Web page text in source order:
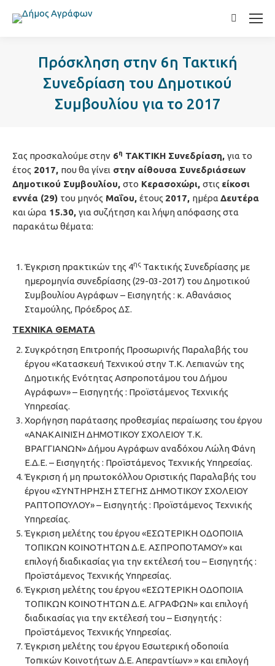
Search:
Πρόσκληση στην 6η Τακτική
Συνεδρίαση του Δημοτικού
Συμβουλίου για το 2017
Σας προσκαλούμε στην 6η ΤΑΚΤΙΚΗ Συνεδρίαση, για το
έτος 2017, που θα γίνει στην αίθουσα Συνεδριάσεων
Δημοτικού Συμβουλίου, στο Κερασοχώρι, στις είκοσι
εννέα (29) του μηνός Μαΐου, έτους 2017, ημέρα Δευτέρα
και ώρα 15.30, για συζήτηση και λήψη απόφασης στα
παρακάτω θέματα:
Έγκριση πρακτικών της 4ης Τακτικής Συνεδρίασης με
ημερομηνία συνεδρίασης (29-03-2017) του Δημοτικού
Συμβουλίου Αγράφων – Εισηγητής : κ. Αθανάσιος
Σταμούλης, Πρόεδρος ΔΣ.
ΤΕΧΝΙΚΑ ΘΕΜΑΤΑ
Συγκρότηση Επιτροπής Προσωρινής Παραλαβής του
έργου «Κατασκευή Τεχνικού στην Τ.Κ. Λεπιανών της
Δημοτικής Ενότητας Ασπροποτάμου του Δήμου
Αγράφων» – Εισηγητής : Προϊστάμενος Τεχνικής
Υπηρεσίας.
Χορήγηση παράτασης προθεσμίας περαίωσης του έργου
«ΑΝΑΚΑΙΝΙΣΗ ΔΗΜΟΤΙΚΟΥ ΣΧΟΛΕΙΟΥ Τ.Κ.
ΒΡΑΓΓΙΑΝΩΝ» Δήμου Αγράφων αναδόχου Λώλη Φάνη
Ε.Δ.Ε. – Εισηγητής : Προϊστάμενος Τεχνικής Υπηρεσίας.
Έγκριση ή μη πρωτοκόλλου Οριστικής Παραλαβής του
έργου «ΣΥΝΤΗΡΗΣΗ ΣΤΕΓΗΣ ΔΗΜΟΤΙΚΟΥ ΣΧΟΛΕΙΟΥ
ΡΑΠΤΟΠΟΥΛΟΥ» – Εισηγητής : Προϊστάμενος Τεχνικής
Υπηρεσίας.
Έγκριση μελέτης του έργου «ΕΣΩΤΕΡΙΚΗ ΟΔΟΠΟΙΙΑ
ΤΟΠΙΚΩΝ ΚΟΙΝΟΤΗΤΩΝ Δ.Ε. ΑΣΠΡΟΠΟΤΑΜΟΥ» και
επιλογή διαδικασίας για την εκτέλεσή του – Εισηγητής :
Προϊστάμενος Τεχνικής Υπηρεσίας.
Έγκριση μελέτης του έργου «ΕΣΩΤΕΡΙΚΗ ΟΔΟΠΟΙΙΑ
ΤΟΠΙΚΩΝ ΚΟΙΝΟΤΗΤΩΝ Δ.Ε. ΑΓΡΑΦΩΝ» και επιλογή
διαδικασίας για την εκτέλεσή του – Εισηγητής :
Προϊστάμενος Τεχνικής Υπηρεσίας.
Έγκριση μελέτης του έργου Εσωτερική οδοποιία
Τοπικών Κοινοτήτων Δ.Ε. Απεραντίων» » και επιλογή